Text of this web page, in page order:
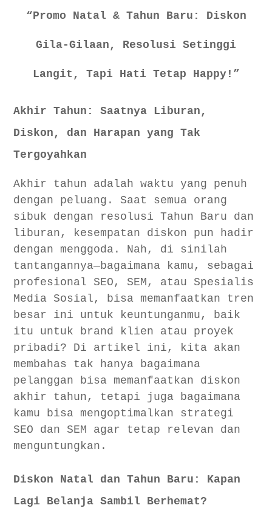
Bagaimana cara menikmati diskon tanpa terjebak
Apakah ada tips memaksimalkan resolusi Tahun Baru?
“Promo Natal & Tahun Baru: Diskon
Gila-Gilaan, Resolusi Setinggi
Langit, Tapi Hati Tetap Happy!”
Akhir Tahun: Saatnya Liburan,
Diskon, dan Harapan yang Tak
Tergoyahkan
Akhir tahun adalah waktu yang penuh
dengan peluang. Saat semua orang
sibuk dengan resolusi Tahun Baru dan
liburan, kesempatan diskon pun hadir
dengan menggoda. Nah, di sinilah
tantangannya—bagaimana kamu, sebagai
profesional SEO, SEM, atau Spesialis
Media Sosial, bisa memanfaatkan tren
besar ini untuk keuntunganmu, baik
itu untuk brand klien atau proyek
pribadi? Di artikel ini, kita akan
membahas tak hanya bagaimana
pelanggan bisa memanfaatkan diskon
akhir tahun, tetapi juga bagaimana
kamu bisa mengoptimalkan strategi
SEO dan SEM agar tetap relevan dan
menguntungkan.
Diskon Natal dan Tahun Baru: Kapan
Lagi Belanja Sambil Berhemat?